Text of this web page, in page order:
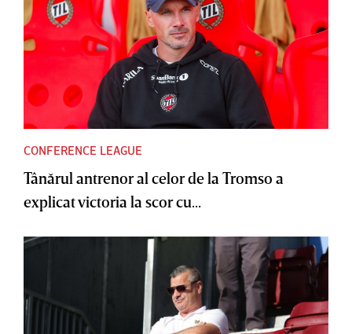
CONFERENCE LEAGUE
Tânărul antrenor al celor de la Tromso a
explicat victoria la scor cu...